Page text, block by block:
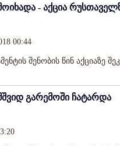
- აქცია
00:44
შენობის წინ აქციაზე
გარემოში ჩატარდა